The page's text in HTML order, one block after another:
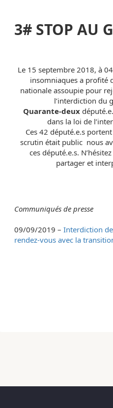
3# STOP AU
Le 15 septembre 2018, à
insomniaques a profité
nationale assoupie pour
l’interdiction du
Quarante-deux
dans la loi de
Ces 42 député.e.s
scrutin était public nous
ces député.e.s.
partager et
Communiqués de presse
09/09/2019 –Interdiction
rendez-vous avec la